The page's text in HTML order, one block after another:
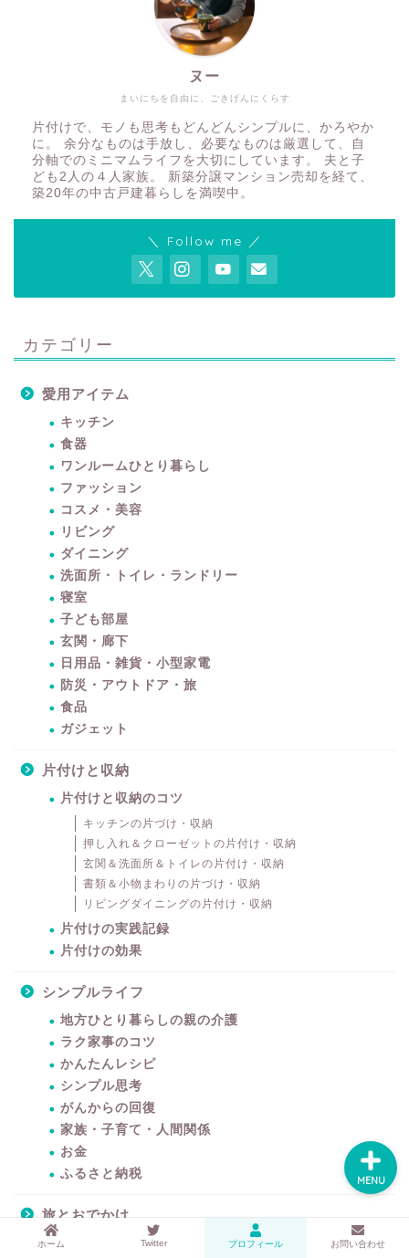
まいにちを自由に、ごきげんにくらす
ヌー
片付けで、モノも思考もどんどんシンプルに、かろやか
に。 余分なものは手放し、必要なものは厳選して、自
分軸でのミニマムライフを大切にしています。 夫と子
ども2人の４人家族。 新築分譲マンション売却を経て、
築20年の中古戸建暮らしを満喫中。
＼ Follow me ／
カテゴリー
愛用アイテム
キッチン
食器
ワンルームひとり暮らし
ファッション
コスメ・美容
リビング
ダイニング
洗面所・トイレ・ランドリー
寝室
子ども部屋
玄関・廊下
日用品・雑貨・小型家電
防災・アウトドア・旅
食品
ガジェット
片付けと収納
片付けと収納のコツ
キッチンの片づけ・収納
押し入れ＆クローゼットの片付け・収納
玄関＆洗面所＆トイレの片付け・収納
書類＆小物まわりの片づけ・収納
リビングダイニングの片付け・収納
片付けの実践記録
片付けの効果
シンプルライフ
地方ひとり暮らしの親の介護
ラク家事のコツ
かんたんレシピ
シンプル思考
がんからの回復
家族・子育て・人間関係
お金
ふるさと納税
旅とおでかけ
マカオ
ホーム Twitter プロフィール お問い合わせ
MENU
暮らしをちょっと豊かに
するアイテムサイト
『mono.』を見る
ラク家事！「暮らしの定
番消耗品リスト」を見る
おすすめ「ブログ村テー
完全版！「ラク家事Myル